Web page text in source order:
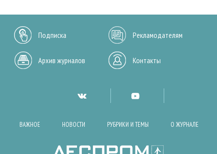
Подписка Рекламодателям
Архив журналов Контакты
ВАЖНОЕ НОВОСТИ РУБРИКИ И ТЕМЫ О ЖУРНАЛЕ